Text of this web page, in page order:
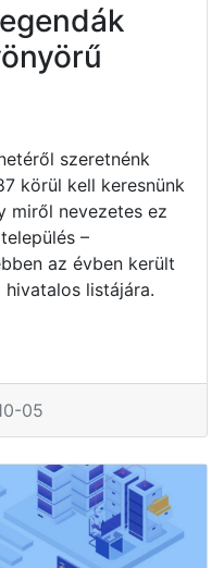
szeretnénk
körül kell keresnünk
miről nevezetes ez
–
az évben került
listájára.
05